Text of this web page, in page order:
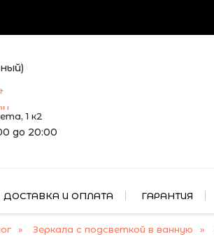
1 к2
до 20:00
ДОСТАВКА И ОПЛАТА ГАРАНТИЯ
Зеркала с подсветкой в ванную